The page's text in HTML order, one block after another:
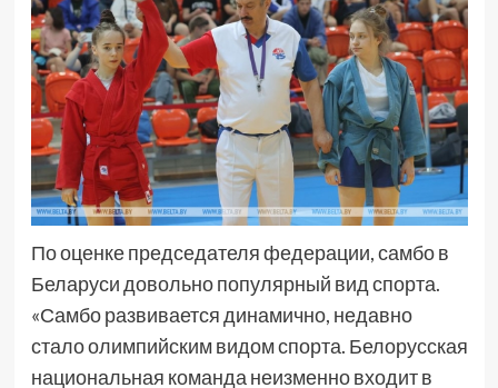
По оценке председателя федерации, самбо в
Беларуси довольно популярный вид спорта.
«Самбо развивается динамично, недавно
стало олимпийским видом спорта. Белорусская
национальная команда неизменно входит в